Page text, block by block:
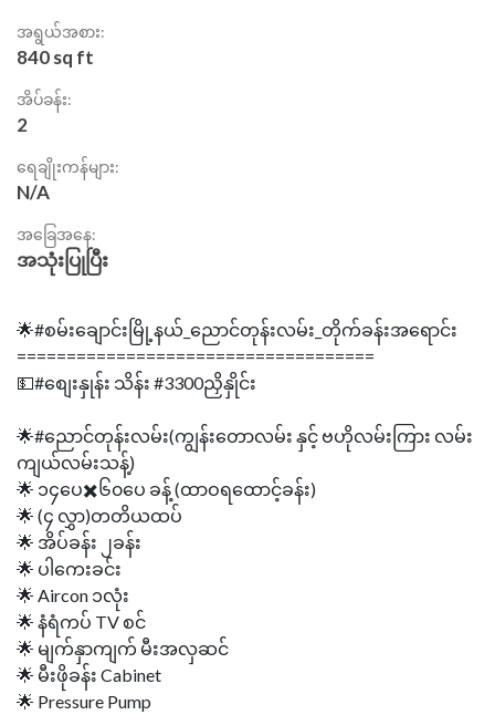
အရွယ်အစား:
840 sq ft
အိပ်ခန်း:
2
ရေချိုးကန်များ:
N/A
အခြေအနေ:
အသုံးပြုပြီး
🌟#စမ်းချောင်းမြို့နယ်_ညောင်တုန်းလမ်း_တိုက်ခန်းအရောင်း
====================================
💵#စျေးနှုန်း သိန်း #3300ညှိနှိုင်း
🌟#ညောင်တုန်းလမ်း(ကျွန်းတောလမ်း နှင့် ဗဟိုလမ်းကြား လမ်း
ကျယ်လမ်းသန့်)
🌟 ၁၄ပေ✖️၆၀ပေ ခန့် (ထာဝရထောင့်ခန်း)
🌟 (၄ လွှာ)တတိယထပ်
🌟 အိပ်ခန်း ၂ခန်း
🌟 ပါကေးခင်း
🌟 Aircon ၁လုံး
🌟 နံရံကပ် TV စင်
🌟 မျက်နှာကျက် မီးအလှဆင်
🌟 မီးဖိုခန်း Cabinet
🌟 Pressure Pump